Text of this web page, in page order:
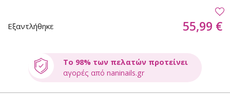
Εξαντλήθηκε 55,99 €
Το 98% των πελατών προτείνει
αγορές από naninails.gr